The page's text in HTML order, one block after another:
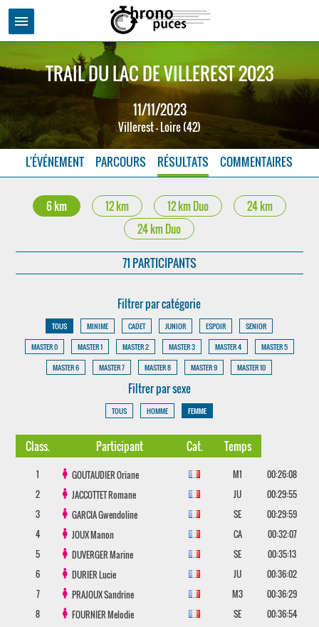
menu
TRAIL DU LAC DE VILLEREST 2023
11/11/2023
Villerest - Loire (42)
L'ÉVÉNEMENT PARCOURS RÉSULTATS COMMENTAIRES
6 km 12 km 12 km Duo
24 km
24 km Duo
71 PARTICIPANTS
Filtrer par catégorie
TOUS MINIME CADET JUNIOR ESPOIR
SENIOR
MASTER 0
MASTER 1 MASTER 2 MASTER 3 MASTER 4
MASTER 5
MASTER 6
MASTER 7 MASTER 8 MASTER 9 MASTER 10
Filtrer par sexe
TOUS HOMME FEMME
Class. Participant Cat. Temps
1 GOUTAUDIEROriane M1
00:26:08
2
JACCOTTETRomane JU
00:29:55
3
GARCIAGwendoline SE
00:29:59
4
JOUXManon CA
00:32:07
5
DUVERGERMarine SE
00:35:13
6
DURIERLucie JU
00:36:02
7
PRAJOUXSandrine M3
00:36:29
8
FOURNIERMelodie SE
00:36:54